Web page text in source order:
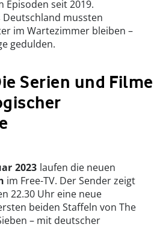
Episoden seit 2019.
mussten
im Wartezimmer bleiben –
gedulden.
Serien und Filme
2023 laufen die neuen
im Free-TV. Der Sender zeigt
22.30 Uhr eine neue
beiden Staffeln von The
– mit deutscher